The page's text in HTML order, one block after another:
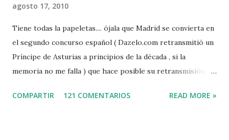
agosto 17, 2010
Tiene todas la papeletas.... ójala que Madrid se convierta en
el segundo concurso español ( Dazelo.com retransmitió un
Príncipe de Asturias a principios de la década , si la
memoria no me falla ) que hace posible su retransmisión via
mundo mundial...
COMPARTIR 121 COMENTARIOS READ MORE »